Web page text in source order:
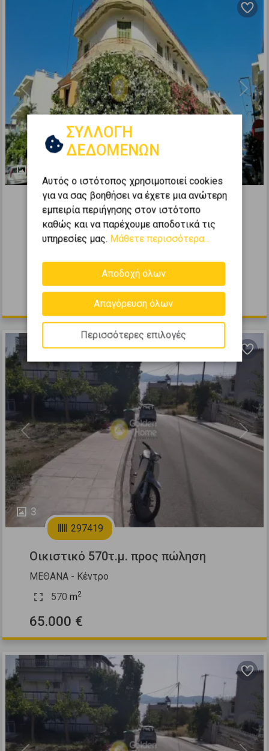
Previous Next
438997
Κτίριο 639τ.μ. προς πώληση
ΜΕΘΑΝΑ - Κέντρο
3
Previous Next
297419
Οικιστικό 570τ.μ. προς πώληση
ΜΕΘΑΝΑ - Κέντρο
570 m2
65.000 €
ΣΥΛΛΟΓΗ
ΔΕΔΟΜΕΝΩΝ
Αυτός ο ιστότοπος χρησιμοποιεί cookies
για να σας βοηθήσει να έχετε μια ανώτερη
εμπειρία περιήγησης στον ιστότοπο
καθώς και να παρέχουμε αποδοτικά τις
υπηρεσίες μας. Μάθετε περισσότερα...
Αποδοχή όλων
Απαγόρευση όλων
Περισσότερες επιλογές